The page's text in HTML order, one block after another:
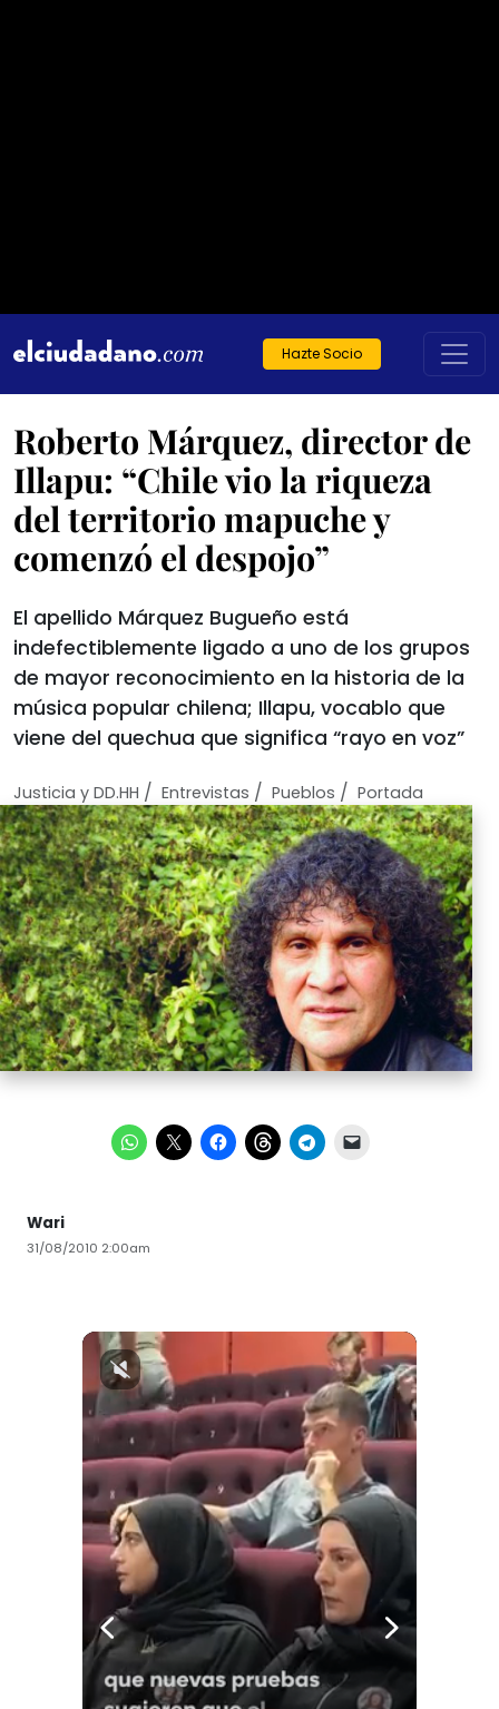
Hazte Socio
Roberto Márquez, director de
Illapu: “Chile vio la riqueza
del territorio mapuche y
comenzó el despojo”
El apellido Márquez Bugueño está
indefectiblemente ligado a uno de los grupos
de mayor reconocimiento en la historia de la
música popular chilena; Illapu, vocablo que
viene del quechua que significa “rayo en voz”
Justicia y DD.HH / Entrevistas / Pueblos / Portada
Wari
31/08/2010 2:00am